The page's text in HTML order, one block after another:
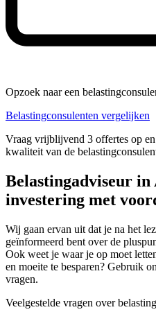
Opzoek naar een
Belastingconsulenten vergelijken
Vraag vrijblijvend 3 offertes op
kwaliteit van de
Belastingadviseur
investering met
Wij gaan ervan uit dat je na het
geïnformeerd bent over de
Ook weet je waar je op moet
en moeite te besparen? Gebruik
vragen.
Veelgestelde vragen over